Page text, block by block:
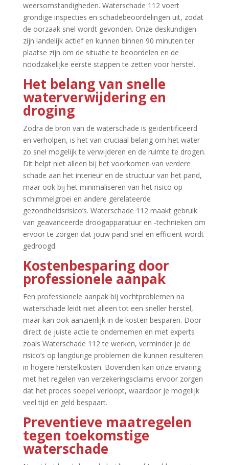
weersomstandigheden.​ Waterschade 112 voert
grondige inspecties en schadebeoordelingen uit, zodat
de oorzaak snel wordt gevonden.​ Onze deskundigen
zijn landelijk actief en kunnen binnen 90 minuten ter
plaatse zijn om de situatie te beoordelen en de
noodzakelijke eerste stappen te zetten voor herstel.​
Het belang van snelle
waterverwijdering en
droging
Zodra de bron van de waterschade is geïdentificeerd
en verholpen, is het van cruciaal belang om het water
zo snel mogelijk te verwijderen en de ruimte te drogen.​
Dit helpt niet alleen bij het voorkomen van verdere
schade aan het interieur en de structuur van het pand,
maar ook bij het minimaliseren van het risico op
schimmelgroei en andere gerelateerde
gezondheidsrisico’s.​ Waterschade 112 maakt gebruik
van geavanceerde droogapparatuur en -technieken om
ervoor te zorgen dat jouw pand snel en efficiënt wordt
gedroogd.​
Kostenbesparing door
professionele aanpak
Een professionele aanpak bij vochtproblemen na
waterschade leidt niet alleen tot een sneller herstel,
maar kan ook aanzienlijk in de kosten besparen.​ Door
direct de juiste actie te ondernemen en met experts
zoals Waterschade 112 te werken, verminder je de
risico’s op langdurige problemen die kunnen resulteren
in hogere herstelkosten.​ Bovendien kan onze ervaring
met het regelen van verzekeringsclaims ervoor zorgen
dat het proces soepel verloopt, waardoor je mogelijk
veel tijd en geld bespaart.​
Preventieve maatregelen
tegen toekomstige
waterschade